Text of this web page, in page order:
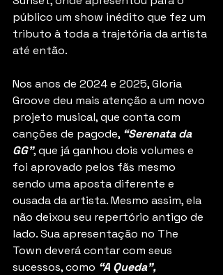
público um show inédito que fez um
tributo à toda a trajetória da artista
até então.
Nos anos de 2024 e 2025, Gloria
Groove deu mais atenção a um novo
projeto musical, que conta com
canções de pagode, “Serenata da
GG”, que já ganhou dois volumes e
foi aprovado pelos fãs mesmo
sendo uma aposta diferente e
ousada da artista. Mesmo assim, ela
não deixou seu repertório antigo de
lado. Sua apresentação no The
Town deverá contar com seus
sucessos, como “A Queda”,